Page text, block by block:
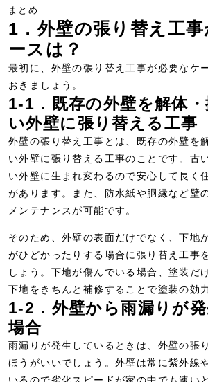
まとめ
1．外壁の張り替え工
ースは？
最初に、外壁の張り替え工事が必要なケ
おきましょう。
1-1．既存の外壁を解体
い外壁に張り替える工事
外壁の張り替え工事とは、既存の外壁を
い外壁に張り替える工事のことです。古
い外壁に生まれ変わるので安心して長く
があります。また、防水紙や胴縁など壁
メンテナンスが可能です。
そのため、外壁の表面だけでなく、下地
がひどかったりする場合に張り替え工事
しょう。下地が傷んでいる場合、塗装だ
下地をきちんと補修することで塗装の効
1-2．外壁から雨漏りが
場合
雨漏りが発生しているときは、外壁の張
ほうがいいでしょう。外壁は常に紫外線